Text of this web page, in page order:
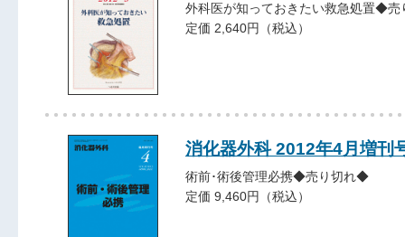
外科医が知っておきたい救急処置◆
定価 2,640円（税込）
消化器外科 2012年4月増刊
術前･術後管理必携◆売り切れ◆
定価 9,460円（税込）